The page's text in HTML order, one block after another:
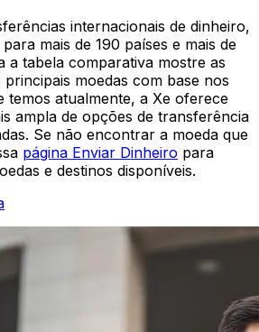
internacionais de dinheiro,
mais de 190 países e mais de
a tabela comparativa mostre as
moedas com base nos
temos atualmente, a Xe oferece
ampla de opções de transferência
Se não encontrar a moeda que
página Enviar Dinheiro para
e destinos disponíveis.